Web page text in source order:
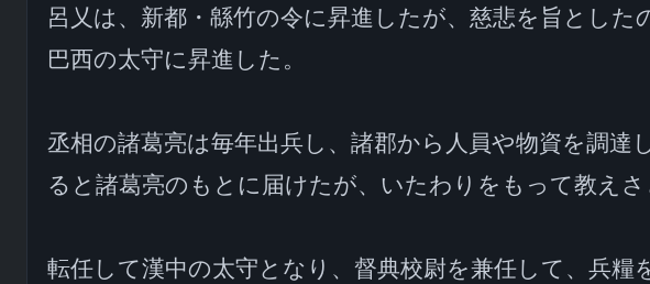
呂乂は、新都・緜竹の令に昇進したが、慈悲を旨とし
巴西の太守に昇進した。
丞相の諸葛亮は毎年出兵し、諸郡から人員や物資を調
ると諸葛亮のもとに届けたが、いたわりをもって教え
転任して漢中の太守となり、督典校尉を兼任して、兵糧